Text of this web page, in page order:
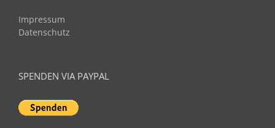
Impressum
Datenschutz
SPENDEN VIA PAYPAL